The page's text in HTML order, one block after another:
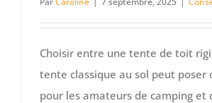
Choisir entre une tente de toit
tente classique au sol peut poser
pour les amateurs de camping et